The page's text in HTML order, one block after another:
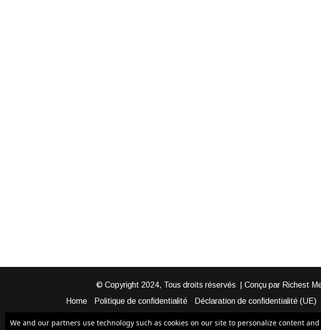
© Copyright 2024, Tous droits réservés | Conçu par Richest
Home
Politique de confidentialité Déclaration de confidentialité (UE)
We and our partners use technology such as cookies on our site to personalize content